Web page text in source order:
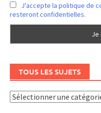
J'accepte la politique de
resteront confidentielles.
TOUS LES SUJETS
Tous